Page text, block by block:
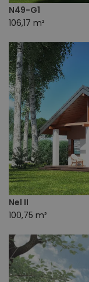
N49-G1
106,17 m²
Nel II
100,75 m²